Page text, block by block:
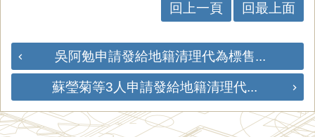
回上一頁 回最上面
吳阿勉申請發給地籍清理代為標售...
蘇瑩菊等3人申請發給地籍清理代...